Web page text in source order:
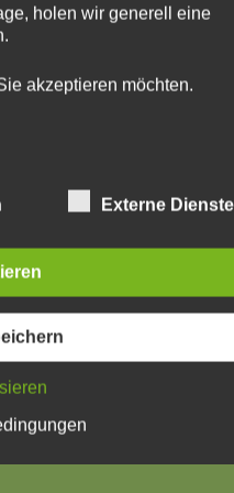
holen wir generell eine
akzeptieren möchten.
den technisch notwendigen
Externe Dienste